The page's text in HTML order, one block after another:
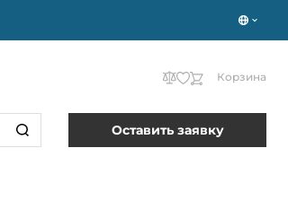
Корзина
Оставить заявку